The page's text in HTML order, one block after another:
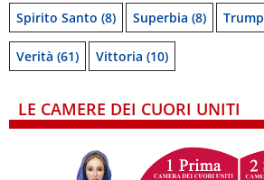
Spirito Santo (8) Superbia (8) Trump
Verità (61) Vittoria (10)
LE CAMERE DEI CUORI UNITI